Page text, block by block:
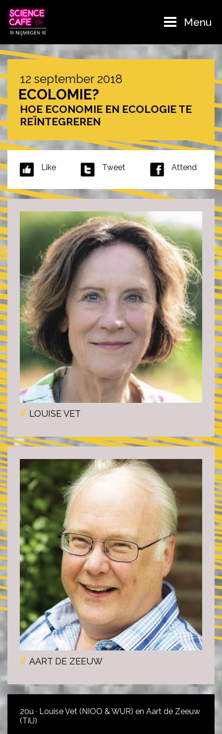
Menu
12 september 2018
ECOLOMIE?
HOE ECONOMIE EN ECOLOGIE TE
REÏNTEGREREN
Like Tweet Attend
LOUISE VET
AART DE ZEEUW
20u · Louise Vet (NIOO & WUR) en Aart de Zeeuw
(TiU)